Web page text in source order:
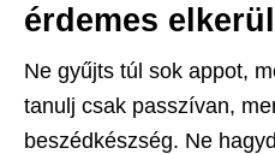
érdemes
Ne gyűjts túl sok appot,
tanulj csak passzívan,
beszédkészség. Ne